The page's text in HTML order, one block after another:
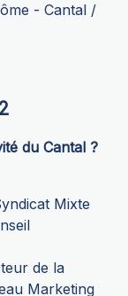
- Cantal /
du Cantal ?
Mixte
de la
Marketing